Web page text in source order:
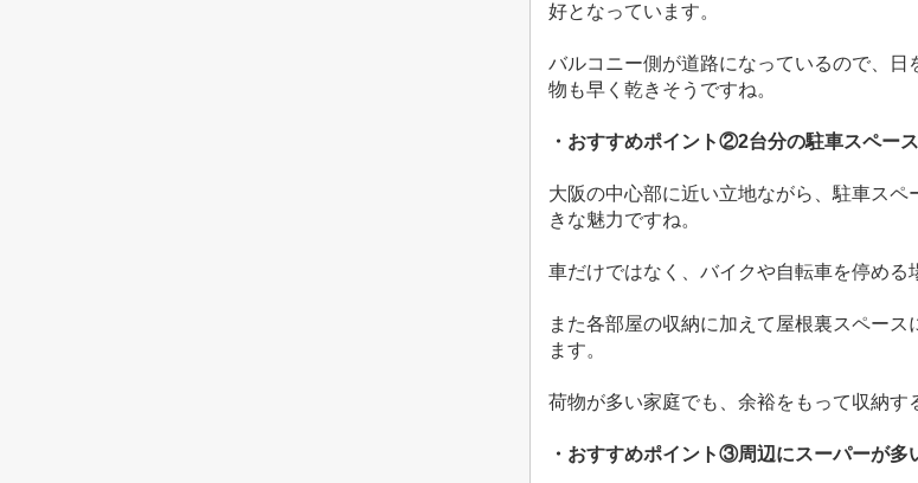
好となっています。
バルコニー側が道路になっているので、日
物も早く乾きそうですね。
・おすすめポイント②2台分の駐車スペー
大阪の中心部に近い立地ながら、駐車スペ
きな魅力ですね。
車だけではなく、バイクや自転車を停める
また各部屋の収納に加えて屋根裏スペース
ます。
荷物が多い家庭でも、余裕をもって収納す
・おすすめポイント③周辺にスーパーが多